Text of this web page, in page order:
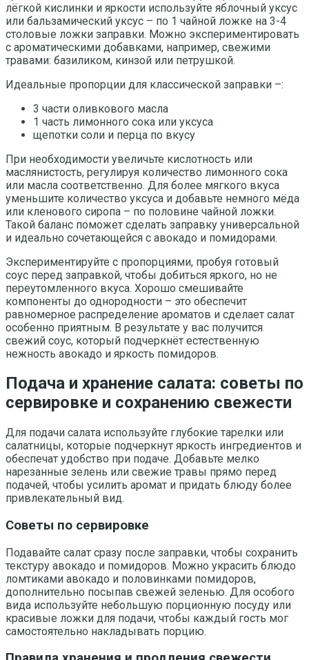
лёгкой кислинки и яркости используйте яблочный уксус
или бальзамический уксус – по 1 чайной ложке на 3-4
столовые ложки заправки. Можно экспериментировать
с ароматическими добавками, например, свежими
травами: базиликом, кинзой или петрушкой.
Идеальные пропорции для классической заправки –:
3 части оливкового масла
1 часть лимонного сока или уксуса
щепотки соли и перца по вкусу
При необходимости увеличьте кислотность или
маслянистость, регулируя количество лимонного сока
или масла соответственно. Для более мягкого вкуса
уменьшите количество уксуса и добавьте немного мёда
или кленового сиропа – по половине чайной ложки.
Такой баланс поможет сделать заправку универсальной
и идеально сочетающейся с авокадо и помидорами.
Экспериментируйте с пропорциями, пробуя готовый
соус перед заправкой, чтобы добиться яркого, но не
переутомленного вкуса. Хорошо смешивайте
компоненты до однородности – это обеспечит
равномерное распределение ароматов и сделает салат
особенно приятным. В результате у вас получится
свежий соус, который подчеркнёт естественную
нежность авокадо и яркость помидоров.
Подача и хранение салата: советы по
сервировке и сохранению свежести
Для подачи салата используйте глубокие тарелки или
салатницы, которые подчеркнут яркость ингредиентов и
обеспечат удобство при подаче. Добавьте мелко
нарезанные зелень или свежие травы прямо перед
подачей, чтобы усилить аромат и придать блюду более
привлекательный вид.
Советы по сервировке
Подавайте салат сразу после заправки, чтобы сохранить
текстуру авокадо и помидоров. Можно украсить блюдо
ломтиками авокадо и половинками помидоров,
дополнительно посыпав свежей зеленью. Для особого
вида используйте небольшую порционную посуду или
красивые ложки для подачи, чтобы каждый гость мог
самостоятельно накладывать порцию.